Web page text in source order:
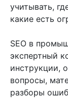
учитывать,
какие есть
SEO в
экспертный
инструкции,
вопросы,
разборы